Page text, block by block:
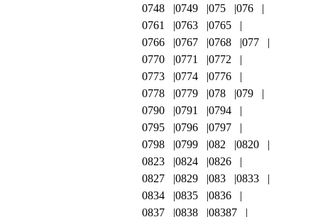
0748
0749 075
076
0761
0763
0765
0766
0767 0768
077
0770
0771
0772
0773
0774
0776
0778
0779 078
079
0790
0791
0794
0795
0796
0797
0798
0799 082
0820
0823
0824
0826
0827
0829 083
0833
0834
0835
0836
0837
0838
08387